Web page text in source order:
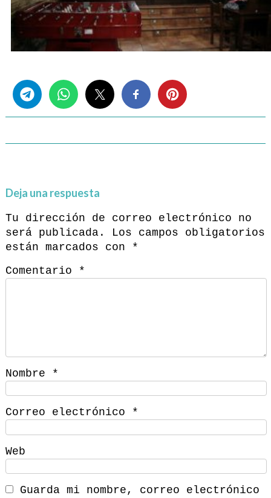
Deja una respuesta
Tu dirección de correo electrónico no
será publicada.
Los campos obligatorios
están marcados con
*
Comentario
*
Nombre *
Correo electrónico *
Web
Guarda mi nombre, correo electrónico